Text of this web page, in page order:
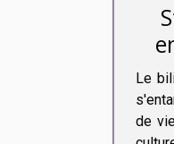
Le
de